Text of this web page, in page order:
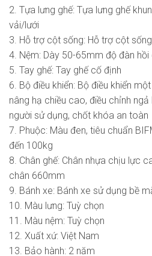
2. Tựa lưng ghế: Tựa lưng ghế
vải/lưới
3. Hỗ trợ cột sống: Hỗ trợ cột
4. Nệm: Dày 50-65mm độ đàn
5. Tay ghế: Tay ghế cố định
6. Bộ điều khiển: Bộ điều khiển
nâng hạ chiều cao, điều chỉnh
người sử dụng, chốt khóa an toàn
7. Phuộc: Màu đen, tiêu chuẩn
đến 100kg
8. Chân ghế: Chân nhựa chịu lực
chân 660mm
9. Bánh xe: Bánh xe sử dụng bề
10. Màu lưng: Tuỳ chọn
11. Màu nệm: Tuỳ chọn
12. Xuất xứ: Việt Nam
13. Bảo hành: 2 năm